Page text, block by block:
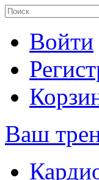
Войти
Ваш